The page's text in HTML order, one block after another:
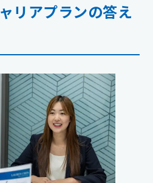
リアプランの答え